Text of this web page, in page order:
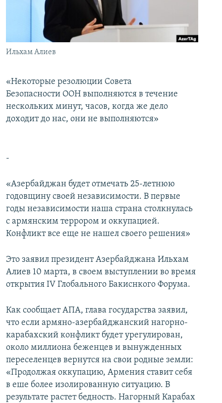
İNFOQRAFIKA
KARIKATURA
AZƏRBAYCAN ƏDƏBIYYATI KITABXANASI
İSLAM VƏ DEMOKRATIYA
MISSIYAMIZ
PEŞƏ ETIKASI VƏ JURNALISTIKA STANDARTLARIMIZ
BIZIMLƏ ƏLAQƏ
XƏBƏR BÜLLETENLƏRIMIZ
Ильхам Алиев
«Некоторые резолюции Совета
Безопасности ООН выполняются в течение
нескольких минут, часов, когда же дело
доходит до нас, они не выполняются»
-
«Азербайджан будет отмечать 25-летнюю
годовщину своей независимости. В первые
годы независимости наша страна столкнулась
с армянским террором и оккупацией.
Конфликт все еще не нашел своего решения»
Это заявил президент Азербайджана Ильхам
Алиев 10 марта, в своем выступлении во время
открытия IV Глобального Бакиснкого Форума.
Как сообщает АПА, глава государства заявил,
что если армяно-азербайджанский нагорно-
карабахский конфликт будет урегулирован,
около миллиона беженцев и вынужденных
переселенцев вернутся на свои родные земли:
«Продолжая оккупацию, Армения ставит себя
в еше более изолированную ситуацию. В
результате растет бедность. Нагорный Карабах